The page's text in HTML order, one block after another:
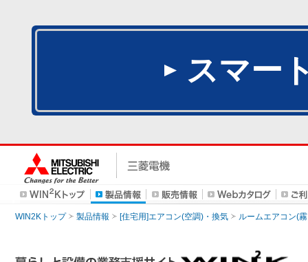
スマー
WIN2Kトップ 製品情報 [住宅用]エアコン(空調)・換気 ルームエアコン(